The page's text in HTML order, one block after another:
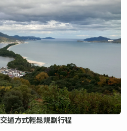
通方式輕鬆規劃行程